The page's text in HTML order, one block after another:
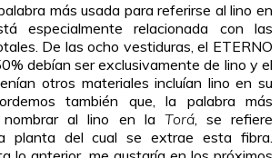
más usada para referirse al lino en
especialmente relacionada con las
De las ocho vestiduras, el ETERNO
debían ser exclusivamente de lino y el
otros materiales incluían lino en su
también que, la palabra más
nombrar al lino en la Torá, se refiere
planta del cual se extrae esta fibra.